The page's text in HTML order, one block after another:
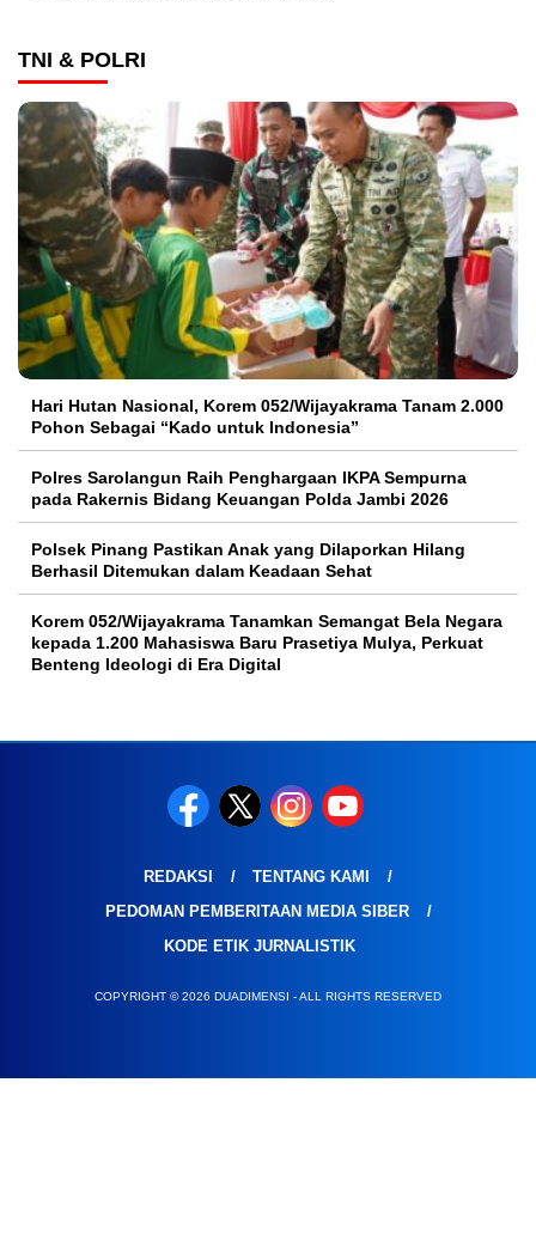
TNI & POLRI
Hari Hutan Nasional, Korem 052/Wijayakrama Tanam 2.000
Pohon Sebagai “Kado untuk Indonesia”
Polres Sarolangun Raih Penghargaan IKPA Sempurna
pada Rakernis Bidang Keuangan Polda Jambi 2026
Polsek Pinang Pastikan Anak yang Dilaporkan Hilang
Berhasil Ditemukan dalam Keadaan Sehat
Korem 052/Wijayakrama Tanamkan Semangat Bela Negara
kepada 1.200 Mahasiswa Baru Prasetiya Mulya, Perkuat
Benteng Ideologi di Era Digital
REDAKSI
TENTANG KAMI
PEDOMAN PEMBERITAAN MEDIA SIBER
KODE ETIK JURNALISTIK
COPYRIGHT © 2026 DUADIMENSI - ALL RIGHTS RESERVED